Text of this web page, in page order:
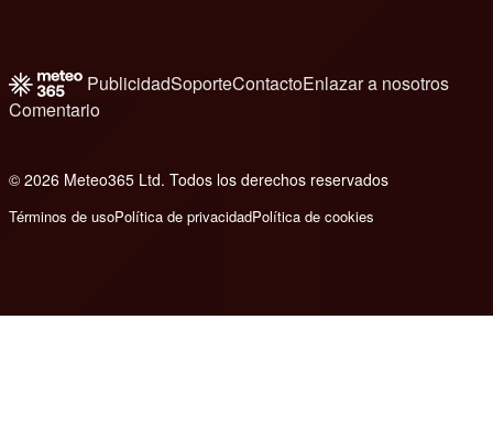
PublicidadSoporteContactoEnlazar a nosotros
Comentario
© 2026 Meteo365 Ltd. Todos los derechos reservados
Términos de usoPolítica de privacidadPolítica de cookies